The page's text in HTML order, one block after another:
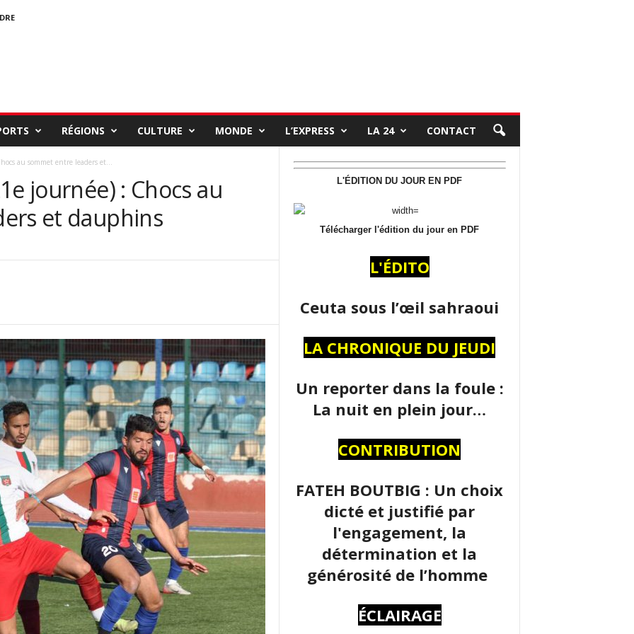
RÉGIONS CULTURE MONDE L’EXPRESS LA 24 CONTACT
au sommet entre leaders et...
journée) : Chocs au
et dauphins
L'ÉDITION DU JOUR EN PDF
Télécharger l'édition du jour en PDF
L'ÉDITO
Ceuta sous l’œil sahraoui
LA CHRONIQUE DU JEUDI
Un reporter dans la foule :
La nuit en plein jour…
CONTRIBUTION
FATEH BOUTBIG : Un choix
dicté et justifié par
l'engagement, la
détermination et la
générosité de l’homme
ÉCLAIRAGE